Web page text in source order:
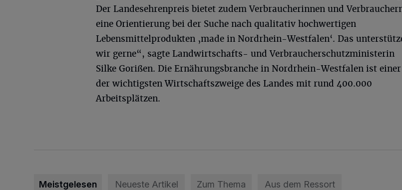
Der Landesehrenpreis bietet zudem Verbraucherinnen und
eine Orientierung bei der Suche nach qualitativ hochwertigen
Lebensmittelprodukten ‚made in Nordrhein-Westfalen‘. Das
wir gerne“, sagte Landwirtschafts- und Verbraucherschutzministerin
Silke Gorißen. Die Ernährungsbranche in Nordrhein-Westfalen ist einer
der wichtigsten Wirtschaftszweige des Landes mit rund 400.000
Arbeitsplätzen.
Meistgelesen Neueste Artikel Zum Thema Aus dem Ressort